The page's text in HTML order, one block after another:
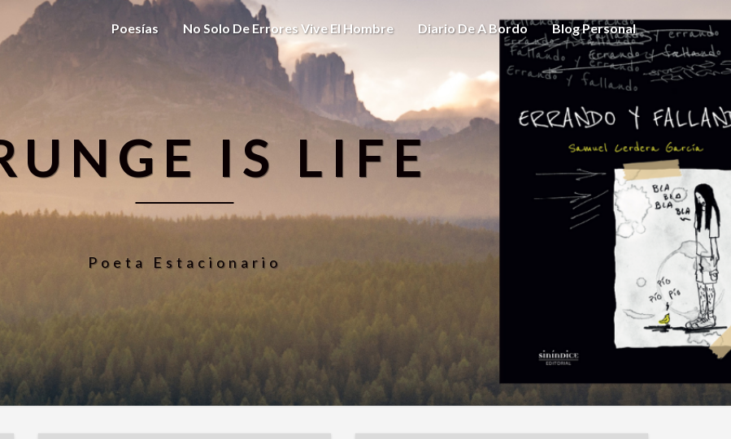
Poesías No Solo De Errores Vive El Hombre Diario De A Bordo Blog Personal
IS LIFE
Poeta Estacionario